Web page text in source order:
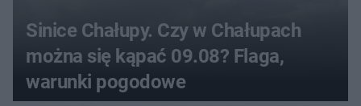
Sinice Chałupy. Czy w Chałupach
można się kąpać 09.08? Flaga,
warunki pogodowe